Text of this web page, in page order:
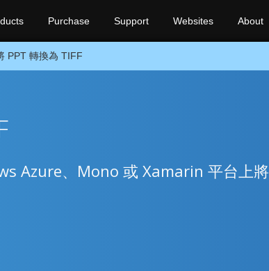
Purchase Support Websites About
PPT 轉換為 TIFF
Azure、Mono 或 Xamarin 平台上將